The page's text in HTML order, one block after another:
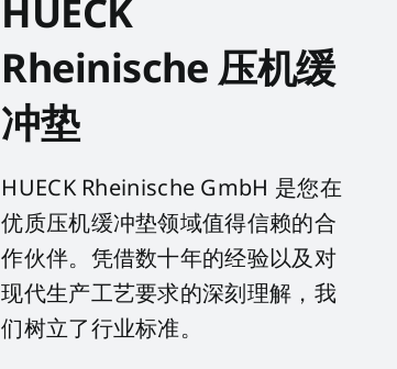
HUECK
Rheinische 压机缓
冲垫
HUECK Rheinische GmbH 是您在
优质压机缓冲垫领域值得信赖的合
作伙伴。凭借数十年的经验以及对
现代生产工艺要求的深刻理解，我
们树立了行业标准。